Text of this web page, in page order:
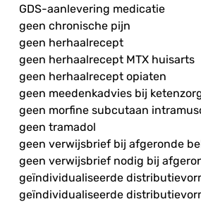
GDS-aanlevering medicatie
geen chronische pijn
geen herhaalrecept
geen herhaalrecept MTX huisarts
geen herhaalrecept opiaten
geen meedenkadvies bij
geen morfine subcutaan
geen tramadol
geen verwijsbrief bij afgeronde
geen verwijsbrief nodig bij
geïndividualiseerde
geïndividualiseerde